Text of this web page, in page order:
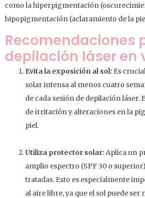
como la hiperpigmentación
hipopigmentación (aclaramiento de la
Recomendaciones
depilación láser en
Evita la exposición al sol: Es
solar intensa al menos cuatro
de cada sesión de depilación láser.
de irritación y alteraciones en la
piel.
Utiliza protector solar: Aplica un
amplio espectro (SPF 30 o
tratadas. Esto es especialmente
al aire libre, ya que el sol puede